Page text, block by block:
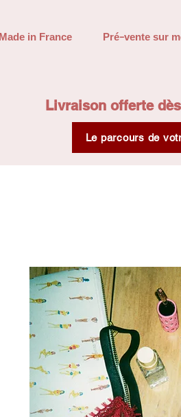
Made in France Pré-vente sur
Livraison offerte
Le parcours de